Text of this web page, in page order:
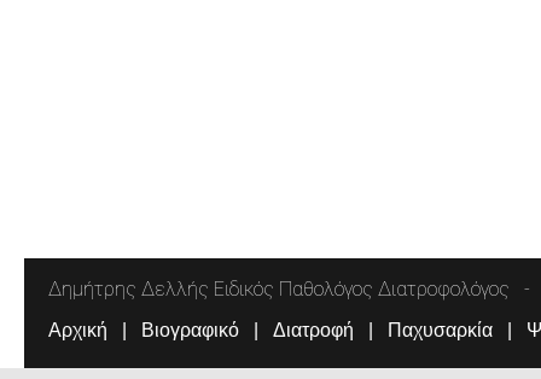
Δημήτρης Δελλής Ειδικός Παθολόγος Διατροφολόγος
Αρχική Βιογραφικό Διατροφή Παχυσαρκία